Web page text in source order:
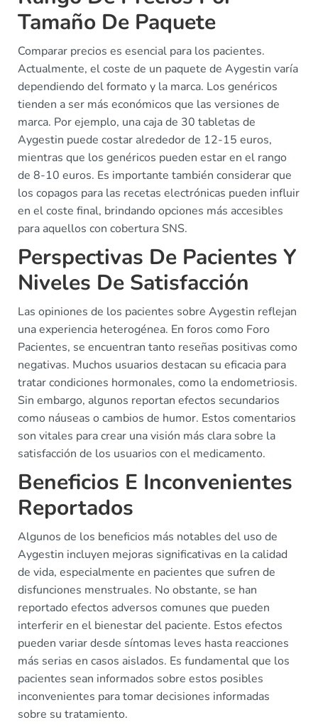
Tamaño De Paquete
Comparar precios es esencial para los pacientes.
Actualmente, el coste de un paquete de Aygestin varía
dependiendo del formato y la marca. Los genéricos
tienden a ser más económicos que las versiones de
marca. Por ejemplo, una caja de 30 tabletas de
Aygestin puede costar alrededor de 12-15 euros,
mientras que los genéricos pueden estar en el rango
de 8-10 euros. Es importante también considerar que
los copagos para las recetas electrónicas pueden influir
en el coste final, brindando opciones más accesibles
para aquellos con cobertura SNS.
Perspectivas De Pacientes Y
Niveles De Satisfacción
Las opiniones de los pacientes sobre Aygestin reflejan
una experiencia heterogénea. En foros como Foro
Pacientes, se encuentran tanto reseñas positivas como
negativas. Muchos usuarios destacan su eficacia para
tratar condiciones hormonales, como la endometriosis.
Sin embargo, algunos reportan efectos secundarios
como náuseas o cambios de humor. Estos comentarios
son vitales para crear una visión más clara sobre la
satisfacción de los usuarios con el medicamento.
Beneficios E Inconvenientes
Reportados
Algunos de los beneficios más notables del uso de
Aygestin incluyen mejoras significativas en la calidad
de vida, especialmente en pacientes que sufren de
disfunciones menstruales. No obstante, se han
reportado efectos adversos comunes que pueden
interferir en el bienestar del paciente. Estos efectos
pueden variar desde síntomas leves hasta reacciones
más serias en casos aislados. Es fundamental que los
pacientes sean informados sobre estos posibles
inconvenientes para tomar decisiones informadas
sobre su tratamiento.